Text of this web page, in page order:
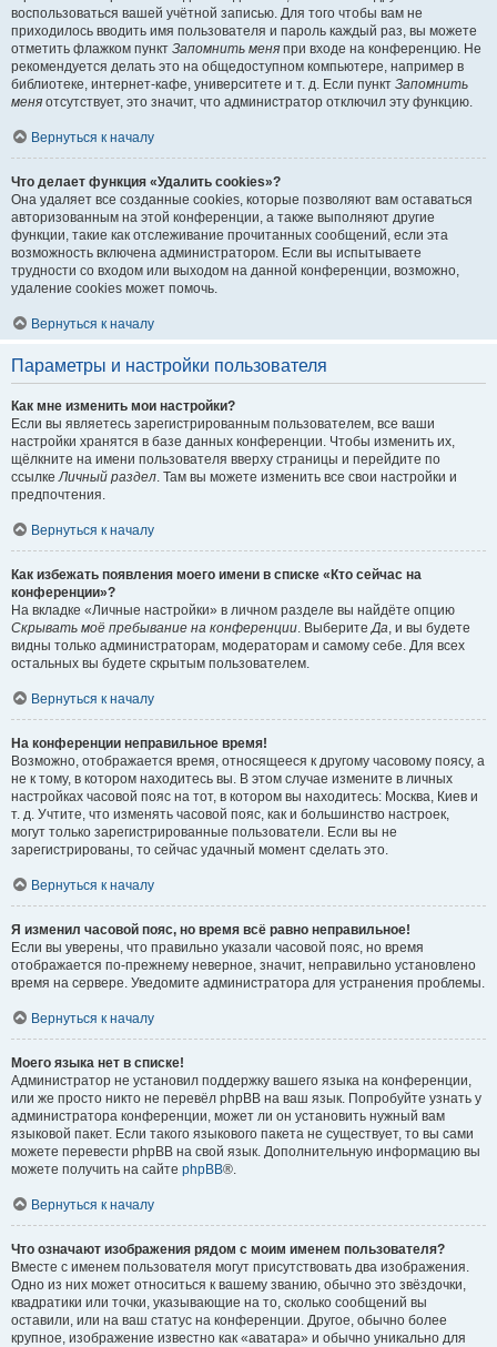
воспользоваться вашей учётной записью. Для того чтобы вам не
приходилось вводить имя пользователя и пароль каждый раз, вы можете
отметить флажком пункт Запомнить меня при входе на конференцию. Не
рекомендуется делать это на общедоступном компьютере, например в
библиотеке, интернет-кафе, университете и т. д. Если пункт Запомнить
меня отсутствует, это значит, что администратор отключил эту функцию.
Вернуться к началу
Что делает функция «Удалить cookies»?
Она удаляет все созданные cookies, которые позволяют вам оставаться
авторизованным на этой конференции, а также выполняют другие
функции, такие как отслеживание прочитанных сообщений, если эта
возможность включена администратором. Если вы испытываете
трудности со входом или выходом на данной конференции, возможно,
удаление cookies может помочь.
Вернуться к началу
Параметры и настройки пользователя
Как мне изменить мои настройки?
Если вы являетесь зарегистрированным пользователем, все ваши
настройки хранятся в базе данных конференции. Чтобы изменить их,
щёлкните на имени пользователя вверху страницы и перейдите по
ссылкеЛичный раздел. Там вы можете изменить все свои настройки и
предпочтения.
Вернуться к началу
Как избежать появления моего имени в списке «Кто сейчас на
конференции»?
На вкладке «Личные настройки» в личном разделе вы найдёте опцию
Скрывать моё пребывание на конференции. ВыберитеДа, и вы будете
видны только администраторам, модераторам и самому себе. Для всех
остальных вы будете скрытым пользователем.
Вернуться к началу
На конференции неправильное время!
Возможно, отображается время, относящееся к другому часовому поясу, а
не к тому, в котором находитесь вы. В этом случае измените в личных
настройках часовой пояс на тот, в котором вы находитесь: Москва, Киев и
т. д. Учтите, что изменять часовой пояс, как и большинство настроек,
могут только зарегистрированные пользователи. Если вы не
зарегистрированы, то сейчас удачный момент сделать это.
Вернуться к началу
Я изменил часовой пояс, но время всё равно неправильное!
Если вы уверены, что правильно указали часовой пояс, но время
отображается по-прежнему неверное, значит, неправильно установлено
время на сервере. Уведомите администратора для устранения проблемы.
Вернуться к началу
Моего языка нет в списке!
Администратор не установил поддержку вашего языка на конференции,
или же просто никто не перевёл phpBB на ваш язык. Попробуйте узнать у
администратора конференции, может ли он установить нужный вам
языковой пакет. Если такого языкового пакета не существует, то вы сами
можете перевести phpBB на свой язык. Дополнительную информацию вы
можете получить на сайте phpBB®.
Вернуться к началу
Что означают изображения рядом с моим именем пользователя?
Вместе с именем пользователя могут присутствовать два изображения.
Одно из них может относиться к вашему званию, обычно это звёздочки,
квадратики или точки, указывающие на то, сколько сообщений вы
оставили, или на ваш статус на конференции. Другое, обычно более
крупное, изображение известно как «аватара» и обычно уникально для